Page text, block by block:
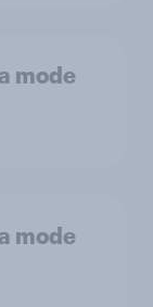
mode
mode